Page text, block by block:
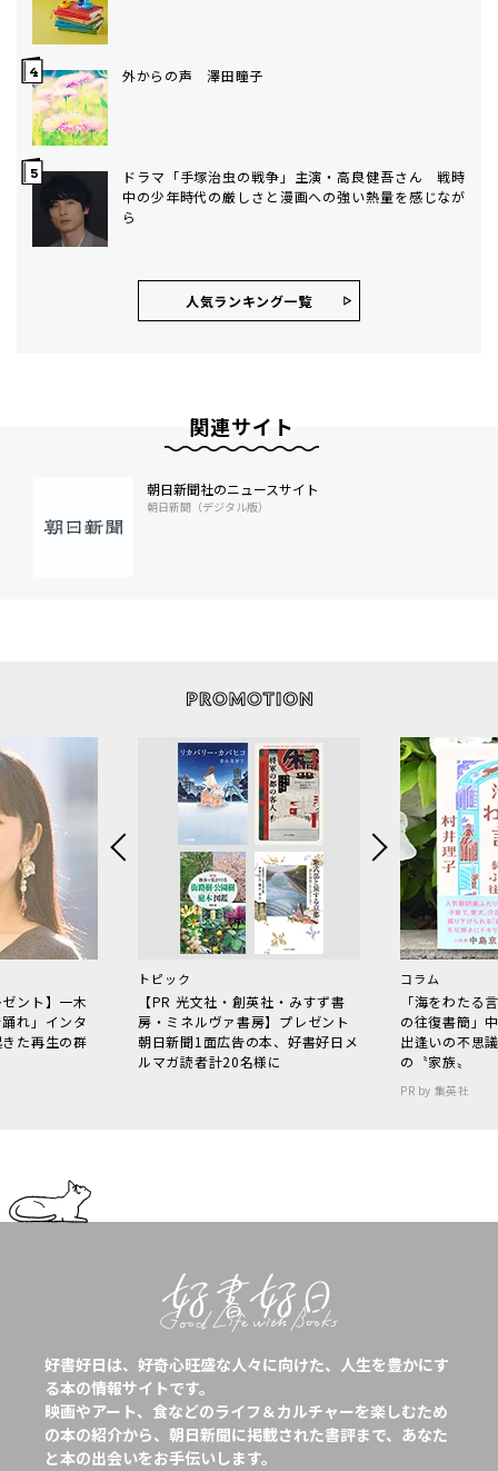
外からの声 澤田瞳子
ドラマ「手塚治虫の戦争」主演・高良健吾さん 戦時
中の少年時代の厳しさと漫画への強い熱量を感じなが
ら
人気ランキング⼀覧
関連サイト
朝日新聞社のニュースサイト
朝日新聞（デジタル版）
ント】一木
れ」インタ
た再生の群
トピック
【PR 光文社・創英社・みすず書
房・ミネルヴァ書房】プレゼント
朝日新聞1面広告の本、好書好日メ
ルマガ読者計20名様に
コラム
「海をわた
の往復書簡」
出逢いの不思
の〝家族〟
PR by 集英社
好書好日は、好奇心旺盛な人々に向けた、人生を豊かにす
る本の情報サイトです。
映画やアート、食などのライフ＆カルチャーを楽しむため
の本の紹介から、朝日新聞に掲載された書評まで、あなた
と本の出会いをお手伝いします。